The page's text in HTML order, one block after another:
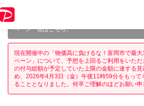
ジ内の情報はキャンペーン終了時点のものになり
ペーン一覧はこちら。
現在開催中の「物価高に負けるな！富岡市で最
ペーン」について、予想を上回るご利用をいた
の付与総額が予定していた上限の金額に達する
め、2026年4月3日（金）午後11時59分をもって
ることとなりました。何卒ご理解のほどお願い申